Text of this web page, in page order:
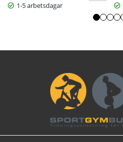
1-5 arbetsdagar